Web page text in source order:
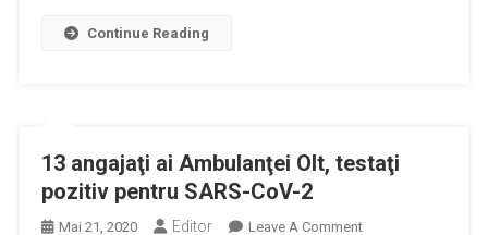
Continue Reading
13 angajaţi ai Ambulanţei Olt, testaţi
pozitiv pentru SARS-CoV-2
Mai 21, 2020 Editor Leave A CommentOn